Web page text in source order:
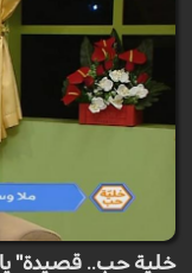
خلية حب.. قصيدة" يا